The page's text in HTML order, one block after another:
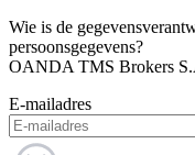
Wie is de
persoonsgegevens?
OANDA TMS Brokers
E-mailadres